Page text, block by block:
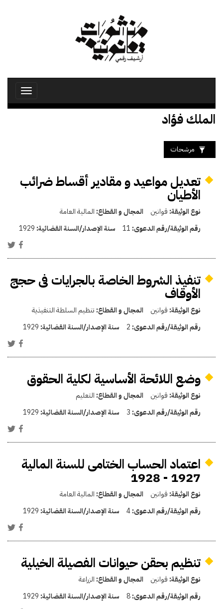
Toggle
الملك فؤاد
مرشحات
تعديل مواعيد و مقادير أقساط ضرائب
الأطيان
نوع الوثيقة: قوانين المجال و القطاع: المالية العامة
رقم الوثيقة/رقم الدعوى: 11 سنة الإصدار/السنة القضائية: 1929
تنفيذ الشروط الخاصة بالجرايات فى حجج
الأوقاف
نوع الوثيقة: قوانين المجال و القطاع: تنظيم السلطة التنفيذية
رقم الوثيقة/رقم الدعوى: 2 سنة الإصدار/السنة القضائية: 1929
وضع اللائحة الأساسية لكلية الحقوق
نوع الوثيقة: قوانين المجال و القطاع: التعليم
رقم الوثيقة/رقم الدعوى: 3 سنة الإصدار/السنة القضائية: 1929
اعتماد الحساب الختامى للسنة المالية
1927 - 1928
نوع الوثيقة: قوانين المجال و القطاع: المالية العامة
رقم الوثيقة/رقم الدعوى:4 سنة الإصدار/السنة القضائية: 1929
تنظيم بحقن حيوانات الفصيلة الخيلية
نوع الوثيقة: قوانين المجال و القطاع: الزراعة
رقم الوثيقة/رقم الدعوى:8 سنة الإصدار/السنة القضائية: 1929